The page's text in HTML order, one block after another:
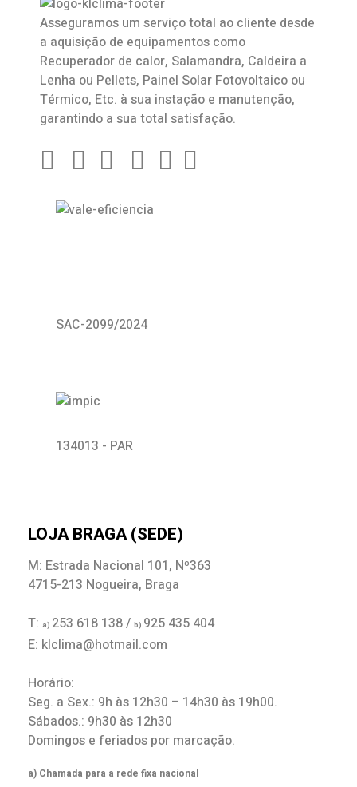
Asseguramos um serviço total ao cliente desde
a aquisição de equipamentos como
Recuperador de calor, Salamandra, Caldeira a
Lenha ou Pellets, Painel Solar Fotovoltaico ou
Térmico, Etc. à sua instação e manutenção,
garantindo a sua total satisfação.
SAC-2099/2024
134013 - PAR
LOJA BRAGA (SEDE)
M: Estrada Nacional 101, Nº363
4715-213 Nogueira, Braga
T: a) 253 618 138 / b) 925 435 404
E: klclima@hotmail.com
Horário:
Seg. a Sex.: 9h às 12h30 – 14h30 às 19h00.
Sábados.: 9h30 às 12h30
Domingos e feriados por marcação.
a) Chamada para a rede fixa nacional